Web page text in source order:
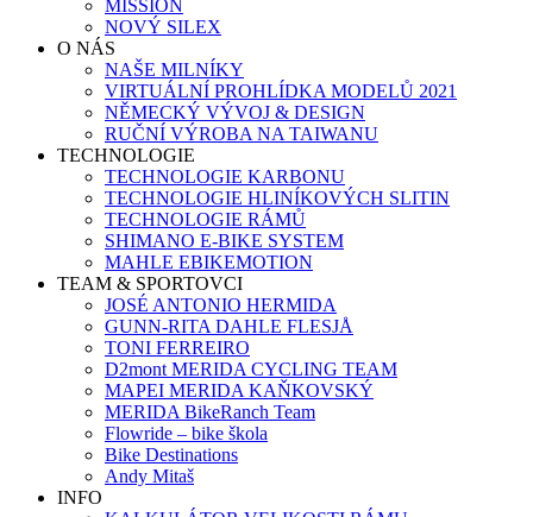
MISSION
NOVÝ SILEX
O NÁS
NAŠE MILNÍKY
VIRTUÁLNÍ PROHLÍDKA MODELŮ 2021
NĚMECKÝ VÝVOJ & DESIGN
RUČNÍ VÝROBA NA TAIWANU
TECHNOLOGIE
TECHNOLOGIE KARBONU
TECHNOLOGIE HLINÍKOVÝCH SLITIN
TECHNOLOGIE RÁMŮ
SHIMANO E-BIKE SYSTEM
MAHLE EBIKEMOTION
TEAM & SPORTOVCI
JOSÉ ANTONIO HERMIDA
GUNN-RITA DAHLE FLESJÅ
TONI FERREIRO
D2mont MERIDA CYCLING TEAM
MAPEI MERIDA KAŇKOVSKÝ
MERIDA BikeRanch Team
Flowride – bike škola
Bike Destinations
Andy Mitaš
INFO